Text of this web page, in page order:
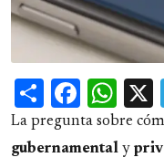
Share
La pregunta sobre
gubernamental y